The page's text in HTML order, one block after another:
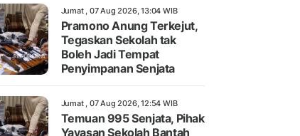
Jumat , 07 Aug 2026, 13:04 WIB
Pramono Anung Terkejut,
Tegaskan Sekolah tak
Boleh Jadi Tempat
Penyimpanan Senjata
Jumat , 07 Aug 2026, 12:54 WIB
Temuan 995 Senjata, Pihak
Yayasan Sekolah Bantah